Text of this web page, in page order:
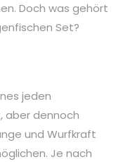
Doch was gehört
Set?
jeden
aber dennoch
und Wurfkraft
Je nach